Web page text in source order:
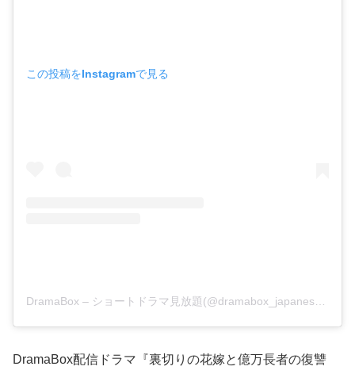
この投稿をInstagramで見る
DramaBox配信ドラマ『裏切りの花嫁と億万長者の復讐